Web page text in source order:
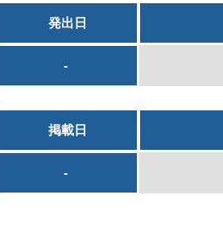
発出日
-
掲載日
-